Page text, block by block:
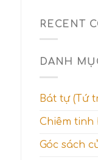
RECENT
DANH
Bát tự (Tứ
Chiêm tinh
Góc sách